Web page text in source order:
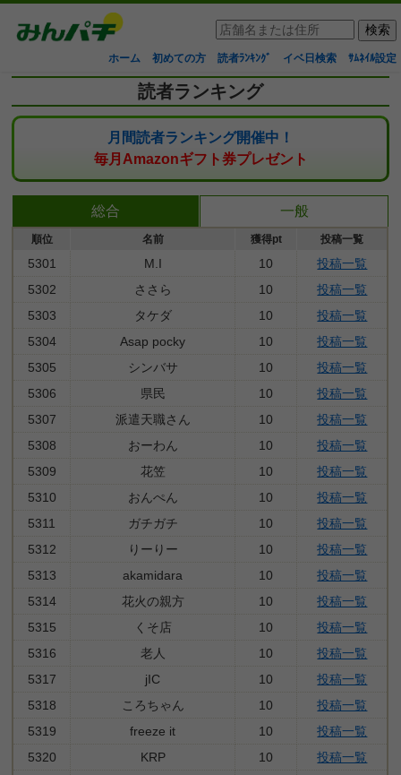
ホーム 初めての方 読者ﾗﾝｷﾝｸﾞ イベ日検索 ｻﾑﾈｲﾙ設定
読者ランキング
月間読者ランキング開催中！
毎月Amazonギフト券プレゼント
総合 一般
順位 名前 獲得pt 投稿一覧
5301 M.I 10
投稿一覧
5302
ささら 10
投稿一覧
5303
タケダ 10
投稿一覧
5304
Asap pocky 10
投稿一覧
5305
シンバサ 10
投稿一覧
5306
県民 10
投稿一覧
5307
派遣天職さん 10
投稿一覧
5308
おーわん 10
投稿一覧
5309
花笠 10
投稿一覧
5310
おんぺん 10
投稿一覧
5311
ガチガチ 10
投稿一覧
5312
りーりー 10
投稿一覧
5313
akamidara 10
投稿一覧
5314
花火の親方 10
投稿一覧
5315
くそ店 10
投稿一覧
5316
老人 10
投稿一覧
5317
jIC 10
投稿一覧
5318
ころちゃん 10
投稿一覧
5319
freeze it 10
投稿一覧
5320
KRP 10
投稿一覧